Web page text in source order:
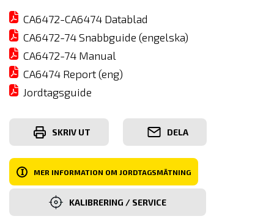
CA6472-CA6474 Datablad
CA6472-74 Snabbguide (engelska)
CA6472-74 Manual
CA6474 Report (eng)
Jordtagsguide
SKRIV UT DELA
I MER INFORMATION OM JORDTAGSMÄTNING
KALIBRERING / SERVICE